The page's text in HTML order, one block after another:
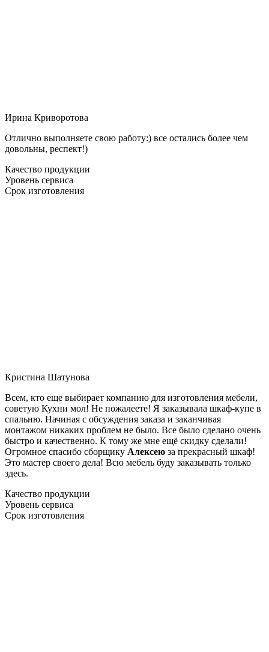
Ирина Криворотова
Отлично выполняете свою работу:) все остались более чем
довольны, респект!)
Качество продукции
Уровень сервиса
Срок изготовления
Кристина Шатунова
Всем, кто еще выбирает компанию для изготовления мебели,
советую Кухни мол! Не пожалеете! Я заказывала шкаф-купе в
спальню. Начиная с обсуждения заказа и заканчивая
монтажом никаких проблем не было. Все было сделано очень
быстро и качественно. К тому же мне ещё скидку сделали!
Огромное спасибо сборщику Алексею за прекрасный шкаф!
Это мастер своего дела! Всю мебель буду заказывать только
здесь.
Качество продукции
Уровень сервиса
Срок изготовления